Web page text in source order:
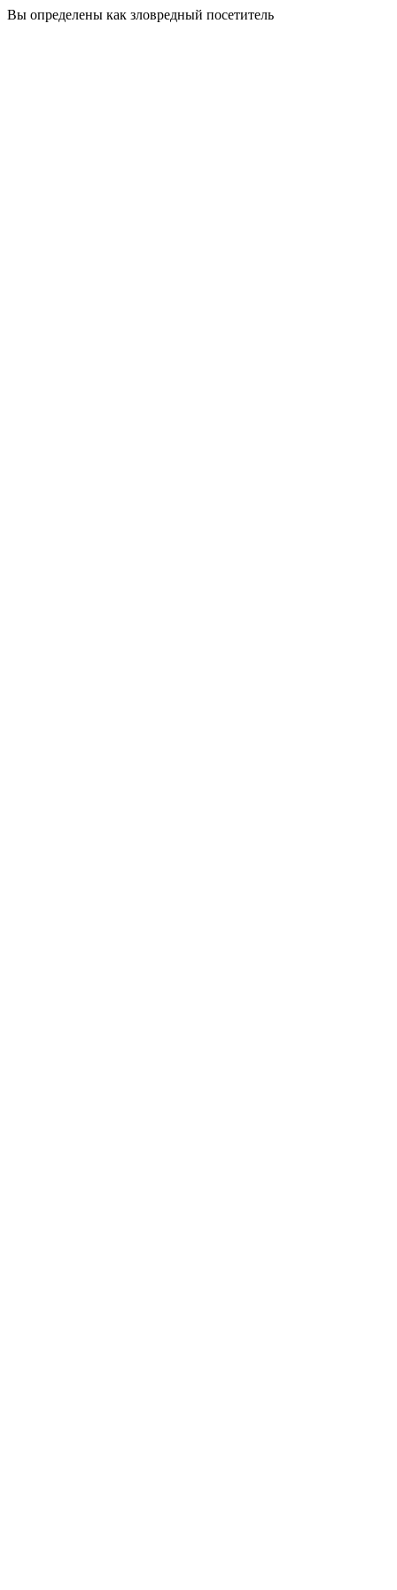
Вы определены как зловредный посетитель